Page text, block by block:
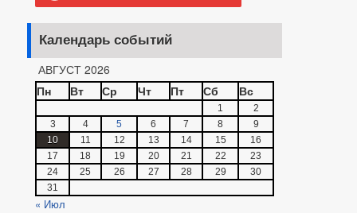
Календарь событий
АВГУСТ 2026
Пн
Вт Ср Чт Пт Сб Вс
1
2
3
4 5 6 7 8
9
10
11 12 13 14 15
16
17
18 19 20 21 22
23
24
25 26 27 28 29
30
31
« Июл